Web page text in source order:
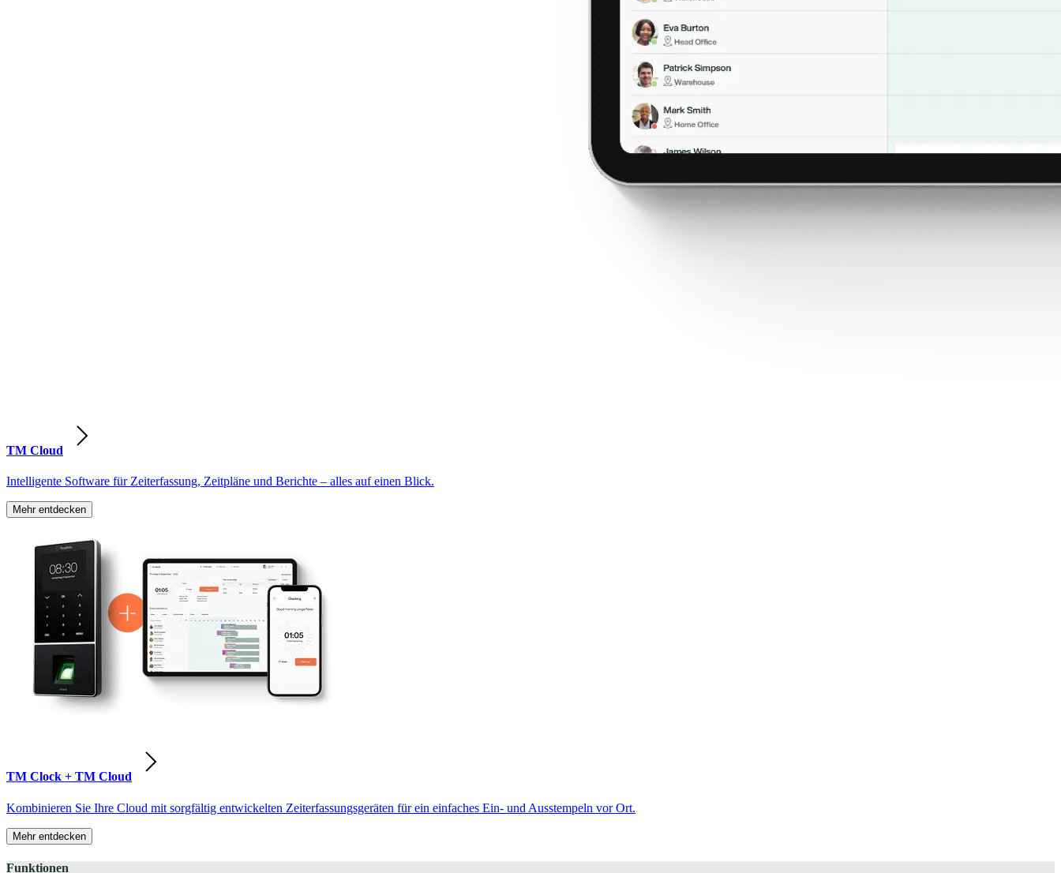
TM Cloud
Intelligente Software für Zeiterfassung, Zeitpläne und Berichte – alles auf einen Blick.
Mehr entdecken
TM Clock + TM Cloud
Kombinieren Sie Ihre Cloud mit sorgfältig entwickelten Zeiterfassungsgeräten für ein einfaches Ein- und Ausstempeln vor Ort.
Mehr entdecken
Funktionen